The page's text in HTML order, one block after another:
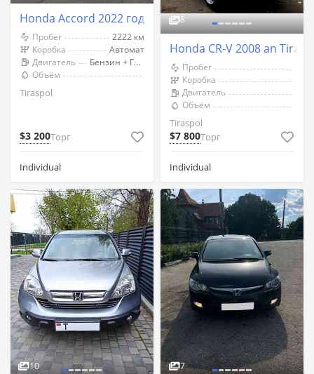
Honda Accord 2022 год Тирасполь
Пробег
2222 км
Коробка
Автомат
Двигатель
Бензин + Газ (Метан)
Объём
Tiraspol
$3 200Торг
Individual
8
Honda CR-V 2008 an
Пробег
Коробка
Двигатель
Объём
Tiraspol
$7 800Торг
Individual
10 7